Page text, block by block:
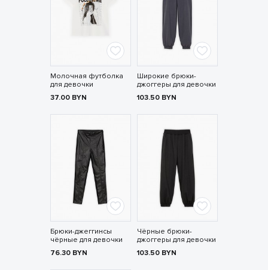
Молочная футболка
для девочки
37.00 BYN
Широкие брюки-
джоггеры для девочки
103.50 BYN
Брюки-джеггинсы
чёрные для девочки
76.30 BYN
Чёрные брюки-
джоггеры для девочки
103.50 BYN